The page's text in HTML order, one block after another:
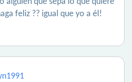
feliz ?? igual que yo a él!